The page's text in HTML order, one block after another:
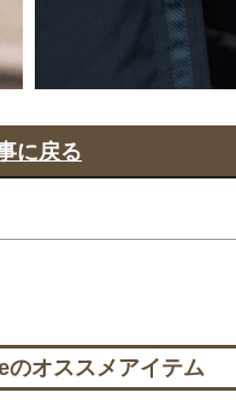
に戻る
のオススメアイテム